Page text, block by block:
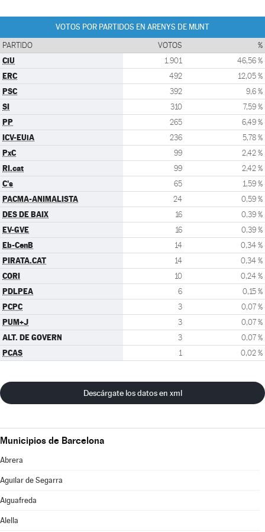
VOTOS POR PARTIDOS EN ARENYS DE MUNT
PARTIDO VOTOS %
CiU 1.901 46,56 %
ERC 492 12,05 %
PSC 392 9,6 %
SI 310 7,59 %
PP 265 6,49 %
ICV-EUiA 236 5,78 %
PxC 99 2,42 %
RI.cat 99 2,42 %
C's 65 1,59 %
PACMA-ANIMALISTA 24 0,59 %
DES DE BAIX 16 0,39 %
EV-GVE 16 0,39 %
Eb-CenB 14 0,34 %
PIRATA.CAT 14 0,34 %
CORI 10 0,24 %
PDLPEA 6 0,15 %
PCPC 3 0,07 %
PUM+J 3 0,07 %
ALT. DE GOVERN 3 0,07 %
PCAS 1 0,02 %
Descárgate los datos en xml
Municipios de Barcelona
Abrera
Aguilar de Segarra
Aiguafreda
Alella